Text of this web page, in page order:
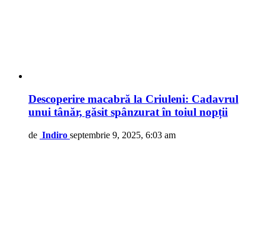
Descoperire macabră la Criuleni: Cadavrul
unui tânăr, găsit spânzurat în toiul nopții
de Indiro septembrie 9, 2025, 6:03 am